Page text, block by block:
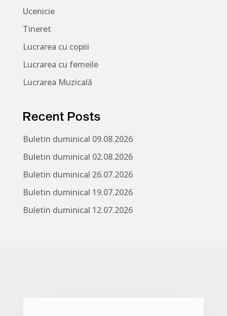
Ucenicie
Tineret
Lucrarea cu copiii
Lucrarea cu femeile
Lucrarea Muzicală
Recent Posts
Buletin duminical 09.08.2026
Buletin duminical 02.08.2026
Buletin duminical 26.07.2026
Buletin duminical 19.07.2026
Buletin duminical 12.07.2026